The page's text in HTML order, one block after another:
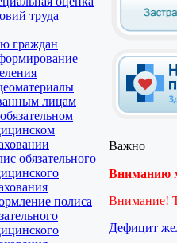
труда
граждан
лицам
обязательного
полиса
Важно
Вниманию
Внимание!
Дефицит